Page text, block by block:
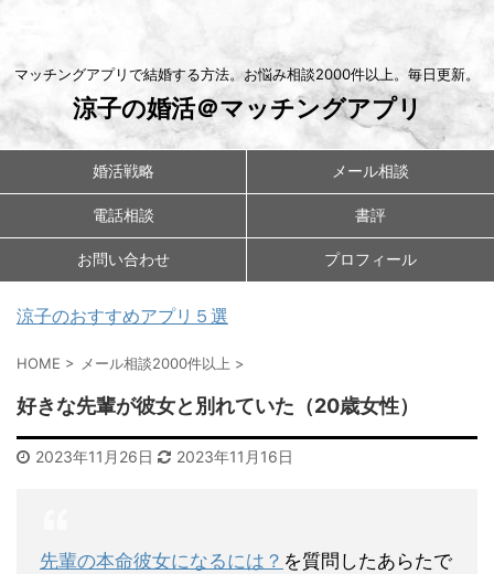
マッチングアプリで結婚する方法。お悩み相談2000件以上。毎日更新。
涼子の婚活＠マッチングアプリ
婚活戦略 メール相談
電話相談 書評
お問い合わせ プロフィール
涼子のおすすめアプリ５選
HOME > メール相談2000件以上 >
好きな先輩が彼女と別れていた（20歳女性）
2023年11月26日 2023年11月16日
先輩の本命彼女になるには？ を質問したあらたで